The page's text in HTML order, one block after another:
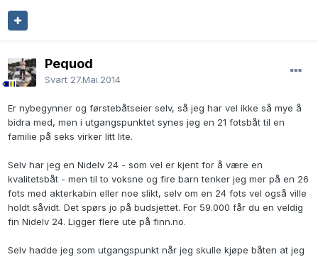
Pequod
Svart 27.Mai.2014
Er nybegynner og førstebåtseier selv, så jeg har vel ikke så mye å
bidra med, men i utgangspunktet synes jeg en 21 fotsbåt til en
familie på seks virker litt lite.
Selv har jeg en Nidelv 24 - som vel er kjent for å være en
kvalitetsbåt - men til to voksne og fire barn tenker jeg mer på en 26
fots med akterkabin eller noe slikt, selv om en 24 fots vel også ville
holdt såvidt. Det spørs jo på budsjettet. For 59.000 får du en veldig
fin Nidelv 24. Ligger flere ute på finn.no.
Selv hadde jeg som utgangspunkt når jeg skulle kjøpe båten at jeg